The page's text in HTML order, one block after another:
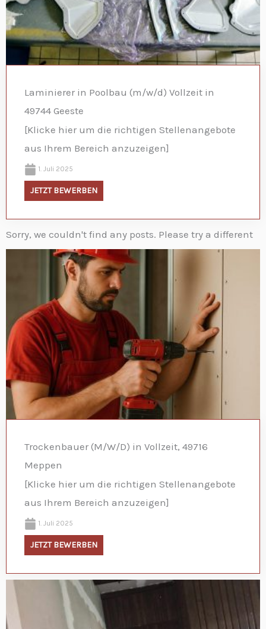
Laminierer in Poolbau (m/w/d) Vollzeit in
49744 Geeste
[Klicke hier um die richtigen Stellenangebote
aus Ihrem Bereich anzuzeigen]
1. Juli 2025
JETZT BEWERBEN
Sorry, we couldn't find any posts. Please try a different
search.
Trockenbauer (M/W/D) in Vollzeit, 49716
Meppen
[Klicke hier um die richtigen Stellenangebote
aus Ihrem Bereich anzuzeigen]
1. Juli 2025
JETZT BEWERBEN